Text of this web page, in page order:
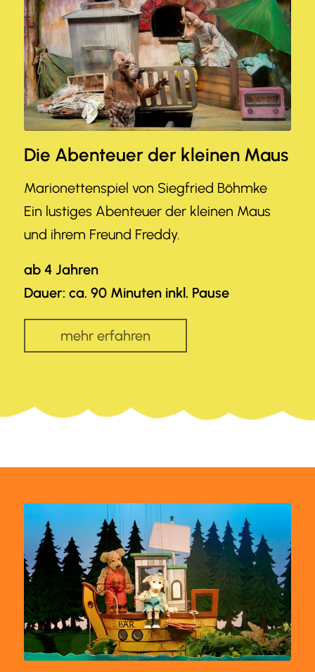
Die Abenteuer der kleinen Maus
Marionettenspiel von Siegfried Böhmke
Ein lustiges Abenteuer der kleinen Maus
und ihrem Freund Freddy.
ab 4 Jahren
Dauer: ca. 90 Minuten inkl. Pause
mehr erfahren